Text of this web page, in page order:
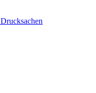
Drucksachen